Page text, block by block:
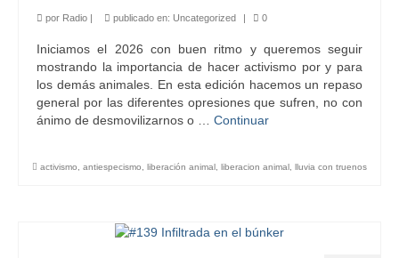
por Radio | publicado en: Uncategorized | 0
Iniciamos el 2026 con buen ritmo y queremos seguir
mostrando la importancia de hacer activismo por y para
los demás animales. En esta edición hacemos un repaso
general por las diferentes opresiones que sufren, no con
ánimo de desmovilizarnos o … Continuar
activismo antiespecismo liberación animal liberacion animal lluvia con truenos